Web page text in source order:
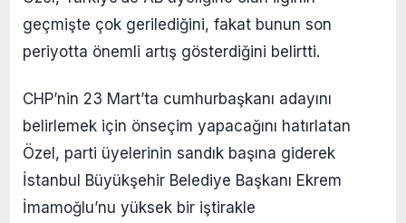
geçmişte çok gerilediğini, fakat bunun son
periyotta önemli artış gösterdiğini belirtti.
CHP’nin 23 Mart’ta cumhurbaşkanı adayını
belirlemek için önseçim yapacağını hatırlatan
Özel, parti üyelerinin sandık başına giderek
İstanbul Büyükşehir Belediye Başkanı Ekrem
İmamoğlu’nu yüksek bir iştirakle